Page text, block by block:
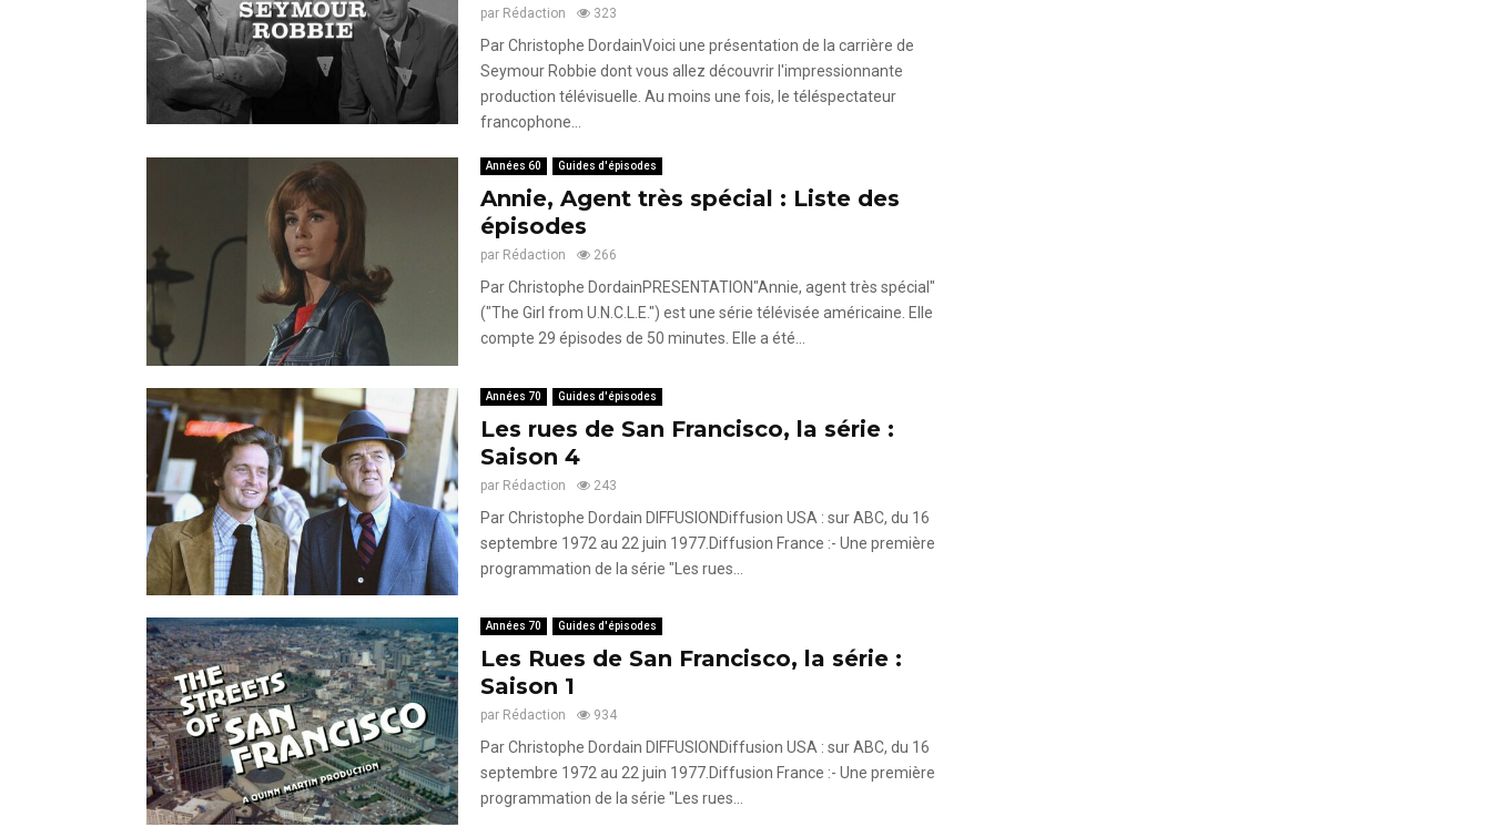
par Rédaction 323
Par Christophe DordainVoici une présentation de la carrière de
Seymour Robbie dont vous allez découvrir l'impressionnante
production télévisuelle. Au moins une fois, le téléspectateur
francophone...
Années 60 Guides d'épisodes
Annie, Agent très spécial : Liste des
épisodes
par Rédaction 266
Par Christophe DordainPRESENTATION"Annie, agent très spécial"
("The Girl from U.N.C.L.E.") est une série télévisée américaine. Elle
compte 29 épisodes de 50 minutes. Elle a été...
Années 70 Guides d'épisodes
Les rues de San Francisco, la série :
Saison 4
par Rédaction 243
Par Christophe Dordain DIFFUSIONDiffusion USA : sur ABC, du 16
septembre 1972 au 22 juin 1977.Diffusion France :- Une première
programmation de la série "Les rues...
Années 70 Guides d'épisodes
Les Rues de San Francisco, la série :
Saison 1
par Rédaction 934
Par Christophe Dordain DIFFUSIONDiffusion USA : sur ABC, du 16
septembre 1972 au 22 juin 1977.Diffusion France :- Une première
programmation de la série "Les rues...